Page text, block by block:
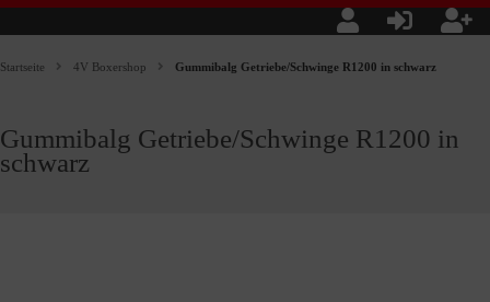
Startseite 4V Boxershop Gummibalg Getriebe/Schwinge R1200 in schwarz
Gummibalg Getriebe/Schwinge R1200 in
schwarz